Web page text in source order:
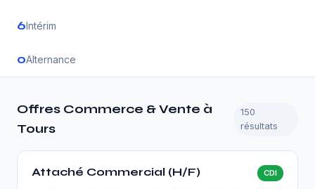
6Intérim
0Alternance
Offres Commerce & Vente à
Tours
150
résultats
Attaché Commercial (H/F) CDI